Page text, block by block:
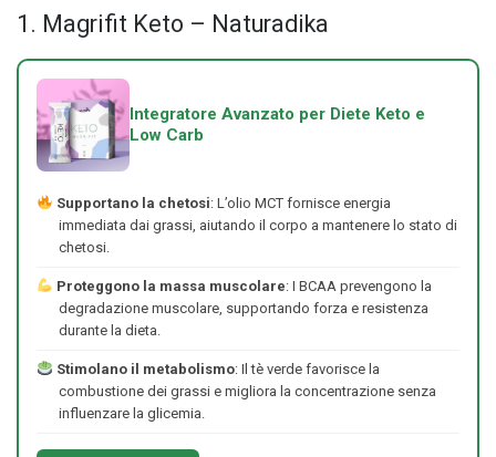
1. Magrifit Keto – Naturadika
Integratore Avanzato per Diete Keto e
Low Carb
Supportano la chetosi: L’olio MCT fornisce energia
immediata dai grassi, aiutando il corpo a mantenere lo stato di
chetosi.
Proteggono la massa muscolare: I BCAA prevengono la
degradazione muscolare, supportando forza e resistenza
durante la dieta.
Stimolano il metabolismo: Il tè verde favorisce la
combustione dei grassi e migliora la concentrazione senza
influenzare la glicemia.